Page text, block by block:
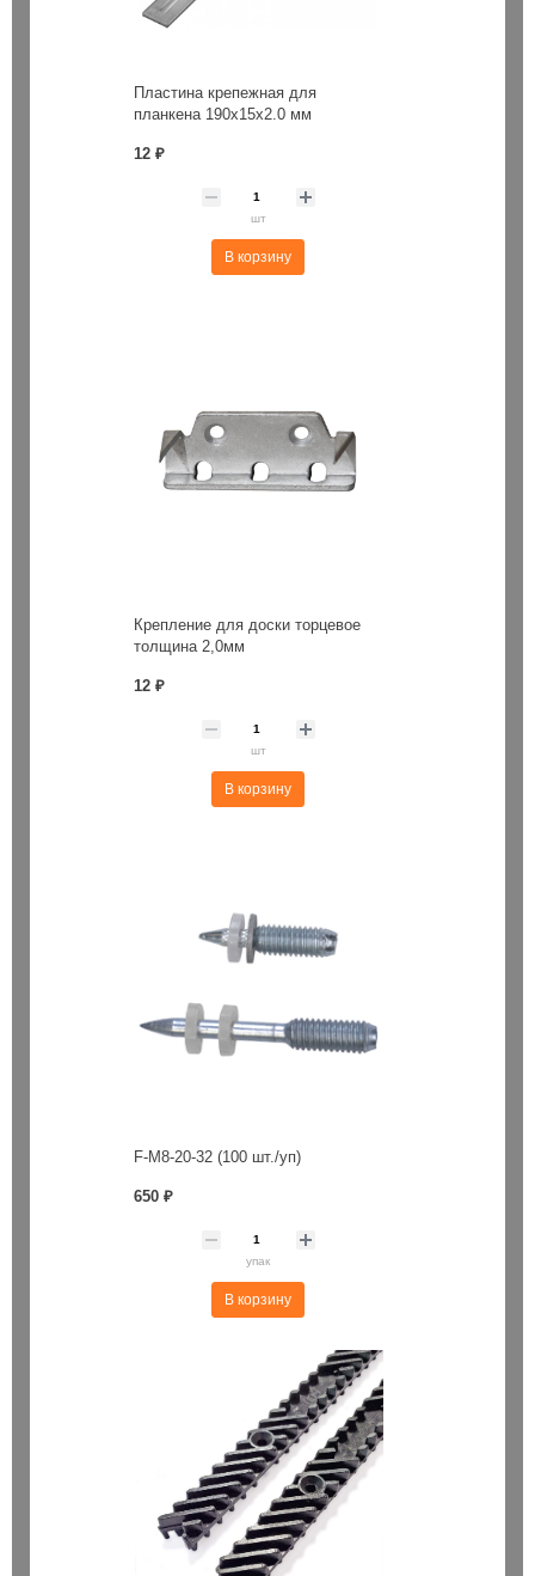
Пластина крепежная для
планкена 190х15х2.0 мм
12 ₽
шт
В корзину
Крепление для доски торцевое
толщина 2,0мм
12 ₽
шт
В корзину
F-M8-20-32 (100 шт./уп)
650 ₽
упак
В корзину